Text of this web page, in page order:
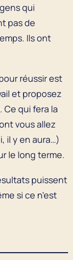
qui
pas de
Ils ont
réussir est
et proposez
. Ce qui fera la
vous allez
il y en aura…)
le long terme.
puissent
si ce n’est